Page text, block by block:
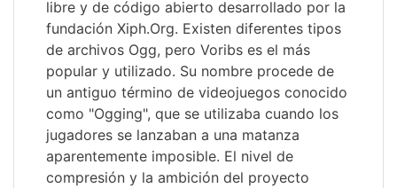
libre y de código abierto desarrollado por la
fundación Xiph.Org. Existen diferentes tipos
de archivos Ogg, pero Voribs es el más
popular y utilizado. Su nombre procede de
un antiguo término de videojuegos conocido
como "Ogging", que se utilizaba cuando los
jugadores se lanzaban a una matanza
aparentemente imposible. El nivel de
compresión y la ambición del proyecto